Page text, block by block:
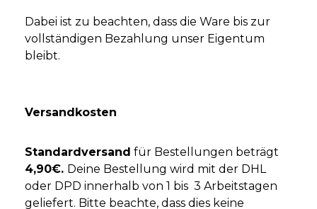
Dabei ist zu beachten, dass die Ware bis zur
vollständigen Bezahlung unser Eigentum
bleibt.
Versandkosten
Standardversand für Bestellungen beträgt
4,90€. Deine Bestellung wird mit der DHL
oder DPD innerhalb von 1 bis 3 Arbeitstagen
geliefert. Bitte beachte, dass dies keine